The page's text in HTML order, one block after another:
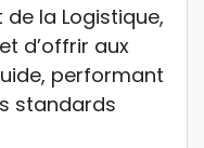
la Logistique,
d’offrir aux
performant
standards